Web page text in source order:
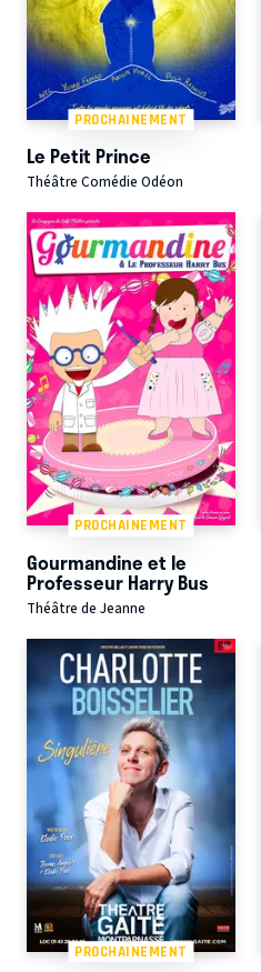
PROCHAINEMENT
Le Petit Prince
Théâtre Comédie Odéon
PROCHAINEMENT
Gourmandine et le
Professeur Harry Bus
Théâtre de Jeanne
PROCHAINEMENT